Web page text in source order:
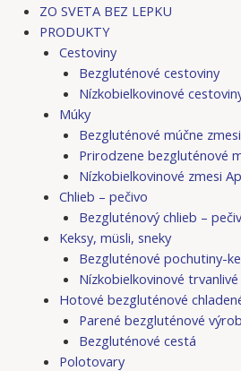
ZO SVETA BEZ LEPKU
PRODUKTY
Cestoviny
Bezgluténové cestoviny
Nízkobielkovinové
Múky
Bezgluténové múčne
Prirodzene bezgluténové
Nízkobielkovinové zmesi
Chlieb – pečivo
Bezgluténový chlieb –
Keksy, müsli, sneky
Bezgluténové pochutiny-
Nízkobielkovinové
Hotové bezgluténové
Parené bezgluténové
Bezgluténové cestá
Polotovary